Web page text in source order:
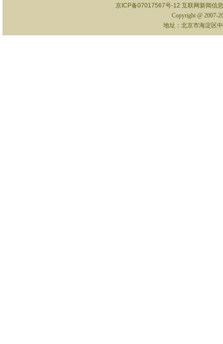
京ICP备07017567号-12 互联网新闻信
Copyright @ 2007-
地址：北京市海淀区